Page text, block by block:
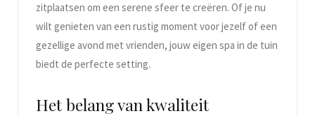
zitplaatsen om een serene sfeer te creëren. Of je nu
wilt genieten van een rustig moment voor jezelf of een
gezellige avond met vrienden, jouw eigen spa in de tuin
biedt de perfecte setting.
Het belang van kwaliteit